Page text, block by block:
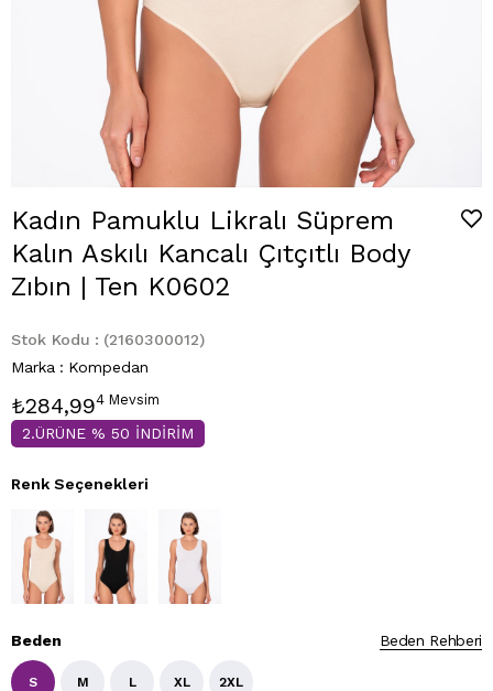
Kadın Pamuklu Likralı Süprem
Kalın Askılı Kancalı Çıtçıtlı Body
Zıbın | Ten K0602
Stok Kodu
(2160300012)
Marka : Kompedan
₺284,994 Mevsim
2.ÜRÜNE % 50 İNDİRİM
Renk Seçenekleri
Beden Rehberi
Beden
S M L XL 2XL